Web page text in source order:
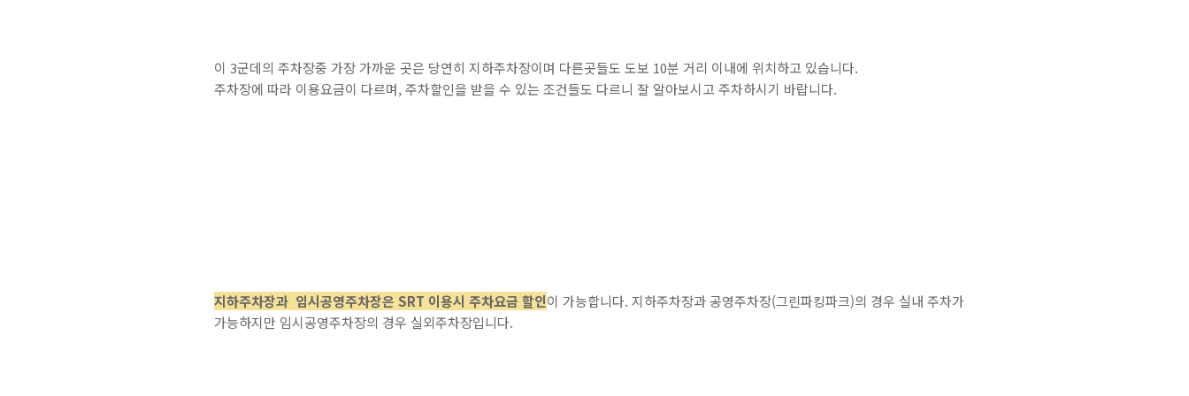
이 3군데의 주차장중 가장 가까운 곳은 당연히 지하주차장이며 다른곳들도 도보 10분 거리 이내에 위치하고 있습니다.
주차장에 따라 이용요금이 다르며, 주차할인을 받을 수 있는 조건들도 다르니 잘 알아보시고 주차하시기 바랍니다.
지하주차장과 임시공영주차장은 SRT 이용시 주차요금 할인이 가능합니다. 지하주차장과 공영주차장(그린파킹파크)의 경우 실내 주차가
가능하지만 임시공영주차장의 경우 실외주차장입니다.